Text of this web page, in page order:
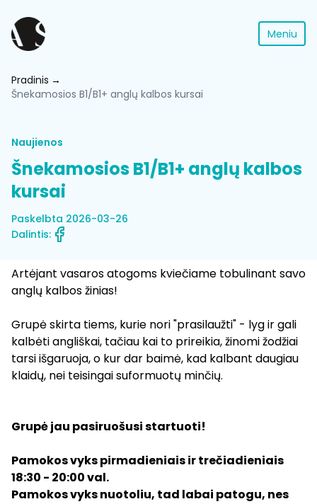
Meniu
Pradinis
Šnekamosios B1/B1+ anglų kalbos kursai
Naujienos
Šnekamosios B1/B1+ anglų kalbos
kursai
Paskelbta 2026-03-26
Dalintis:
Artėjant vasaros atogoms kviečiame tobulinant savo
anglų kalbos žinias!
Grupė skirta tiems, kurie nori "prasilaužti" - lyg ir gali
kalbėti angliškai, tačiau kai to prireikia, žinomi žodžiai
tarsi išgaruoja, o kur dar baimė, kad kalbant daugiau
klaidų, nei teisingai suformuotų minčių.
Grupė jau pasiruošusi startuoti!
Pamokos vyks pirmadieniais ir trečiadieniais
18:30 - 20:00 val.
Pamokos vyks nuotoliu, tad labai patogu, nes